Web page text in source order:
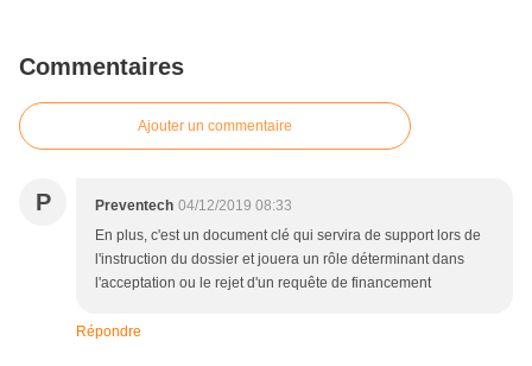
Commentaires
Ajouter un commentaire
P Preventech 04/12/2019 08:33
En plus, c'est un document clé qui servira de support lors de
l'instruction du dossier et jouera un rôle déterminant dans
l'acceptation ou le rejet d'un requête de financement
Répondre